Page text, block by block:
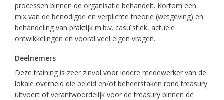
processen binnen de organisatie behandelt. Kortom een
mix van de benodigde en verplichte theorie (wetgeving) en
behandeling van praktijk m.b.v. casuïstiek, actuele
ontwikkelingen en vooral veel eigen vragen.
Deelnemers
Deze training is zeer zinvol voor iedere medewerker van de
lokale overheid die beleid en/of beheerstaken rond treasury
uitvoert of verantwoordelijk voor de treasury binnen de